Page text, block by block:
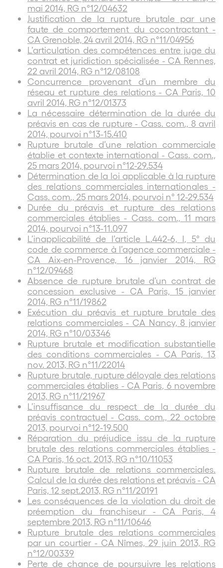
mai 2014, RG n°12/04632
Justification de la rupture brutale par une
faute de comportement du cocontractant -
CA Grenoble, 24 avril 2014, RG n°11/04956
L’articulation des compétences entre juge du
contrat et juridiction spécialisée - CA Rennes,
22 avril 2014, RG n°12/08108
Concurrence provenant d’un membre du
réseau et rupture des relations - CA Paris, 10
avril 2014, RG n°12/01373
La nécessaire détermination de la durée du
préavis en cas de rupture - Cass. com., 8 avril
2014, pourvoi n°13-15.410
Rupture brutale d’une relation commerciale
établie et contexte international - Cass. com.,
25 mars 2014, pourvoi n°12-29.534
Détermination de la loi applicable à la rupture
des relations commerciales internationales -
Cass. com., 25 mars 2014, pourvoi n° 12-29.534
Durée du préavis et rupture des relations
commerciales établies - Cass. com., 11 mars
2014, pourvoi n°13-11.097
L’inapplicabilité de l’article L.442-6, I, 5° du
code de commerce à l’agence commerciale -
CA Aix-en-Provence, 16 janvier 2014, RG
n°12/09468
Absence de rupture brutale d’un contrat de
concession exclusive - CA Paris, 15 janvier
2014, RG n°11/19862
Exécution du préavis et rupture brutale des
relations commerciales - CA Nancy, 8 janvier
2014, RG n°10/03346
Rupture brutale et modification substantielle
des conditions commerciales - CA Paris, 13
nov. 2013, RG n°11/22014
Rupture brutale, rupture déloyale des relations
commerciales établies - CA Paris, 6 novembre
2013, RG n°11/21967
L’insuffisance du respect de la durée du
préavis contractuel - Cass. com., 22 octobre
2013, pourvoi n°12-19.500
Réparation du préjudice issu de la rupture
brutale des relations commerciales établies -
CA Paris, 16 oct. 2013, RG n°10/11053
Rupture brutale de relations commerciales.
Calcul de la durée des relations et préavis - CA
Paris, 12 sept.2013, RG n°11/20191
Les conséquences de la violation du droit de
préemption du franchiseur - CA Paris, 4
septembre 2013, RG n°11/10646
Rupture brutale des relations commerciales
par un courtier - CA Nîmes, 29 juin 2013, RG
n°12/00339
Perte de chance de poursuivre les relations